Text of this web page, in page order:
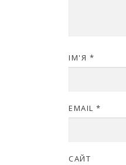
ІМ'Я *
EMAIL *
САЙТ